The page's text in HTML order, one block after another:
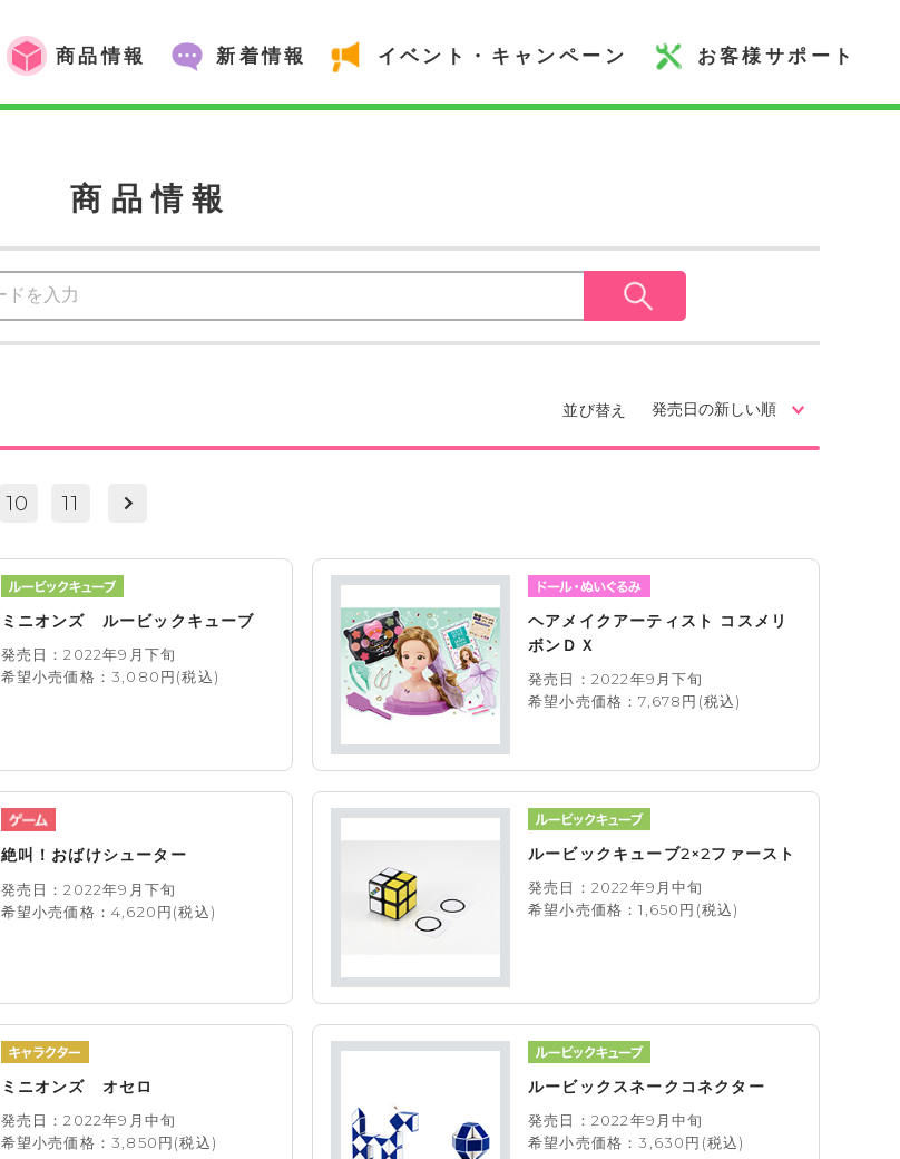
商品情報 新着情報 イベント・キャンペーン お客様サポート
商品情報
並び替え
10 11
ミニオンズ ルービックキューブ
発売日：2022年9月下旬
希望小売価格：3,080円(税込)
ヘアメイクアーティスト コスメリ
ボンＤＸ
発売日：2022年9月下旬
希望小売価格：7,678円(税込)
絶叫！おばけシューター
発売日：2022年9月下旬
希望小売価格：4,620円(税込)
ルービックキューブ2×2ファースト
発売日：2022年9月中旬
希望小売価格：1,650円(税込)
ミニオンズ オセロ
発売日：2022年9月中旬
希望小売価格：3,850円(税込)
ルービックスネークコネクター
発売日：2022年9月中旬
希望小売価格：3,630円(税込)